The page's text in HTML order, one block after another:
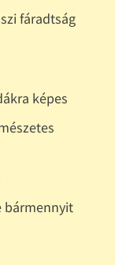
fáradtság
képes
bármennyit